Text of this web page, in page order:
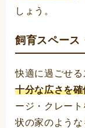
しょう。
飼育スペース
快適に過ごせ
十分な広さを確
ージ・クレー
状の家のよう